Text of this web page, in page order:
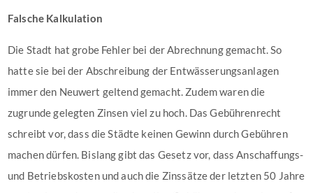
Falsche Kalkulation
Die Stadt hat grobe Fehler bei der Abrechnung gemacht. So
hatte sie bei der Abschreibung der Entwässerungsanlagen
immer den Neuwert geltend gemacht. Zudem waren die
zugrunde gelegten Zinsen viel zu hoch. Das Gebührenrecht
schreibt vor, dass die Städte keinen Gewinn durch Gebühren
machen dürfen. Bislang gibt das Gesetz vor, dass Anschaffungs-
und Betriebskosten und auch die Zinssätze der letzten 50 Jahre